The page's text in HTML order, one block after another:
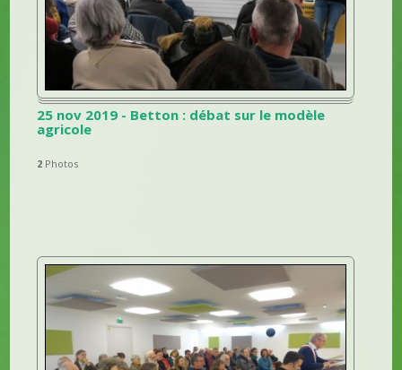
25 nov 2019 - Betton : débat sur le modèle
agricole
2 Photos